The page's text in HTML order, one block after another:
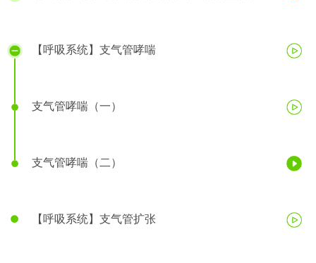
【呼吸系统】支气管哮喘
支气管哮喘（一）
支气管哮喘（二）
【呼吸系统】支气管扩张